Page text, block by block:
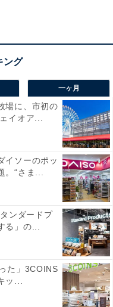
帰りなさい！ どうで
ていなかったという
落ち着いたせいか、
て、飲食店でも仲間
で想定外に戸惑った
たね。
できたのが、今は事
にK-ETAという電子
要があります。1度
です（※パスポート
一ヶ月
場に、市初の
イオア...
イソーのポッ
“さま...
ンダードプ
る」の...
た」3COINS
ッ...